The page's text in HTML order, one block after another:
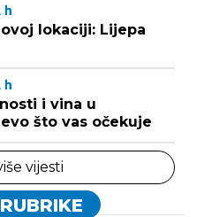
h
lokaciji: Lijepa
h
i vina u
što vas očekuje
vijesti